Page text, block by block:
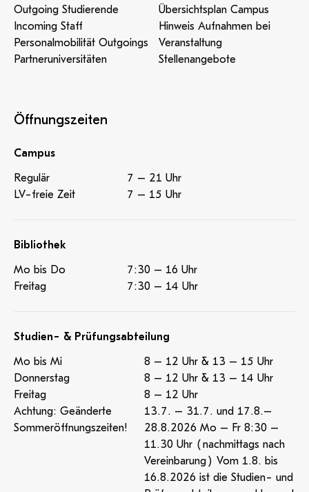
Outgoing Studierende
Incoming Staff
Personalmobilität Outgoings
Partneruniversitäten
Übersichtsplan Campus
Hinweis Aufnahmen bei
Veranstaltung
Stellenangebote
Öffnungszeiten
Campus
Regulär
7 – 21 Uhr
LV-freie Zeit
7 – 15 Uhr
Bibliothek
Mo bis Do
7:30 – 16 Uhr
Freitag
7:30 – 14 Uhr
Studien- & Prüfungsabteilung
Mo bis Mi
8 – 12 Uhr & 13 – 15 Uhr
Donnerstag
8 – 12 Uhr & 13 – 14 Uhr
Freitag
8 – 12 Uhr
Achtung: Geänderte
Sommeröffnungszeiten!
13.7. – 31.7. und 17.8.–
28.8.2026 Mo – Fr 8:30 –
11.30 Uhr (nachmittags nach
Vereinbarung) Vom 1.8. bis
16.8.2026 ist die Studien- und